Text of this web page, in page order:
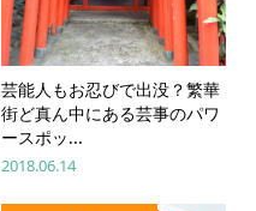
芸能人もお忍びで出没？繁華
街ど真ん中にある芸事のパワ
ースポッ...
2018.06.14